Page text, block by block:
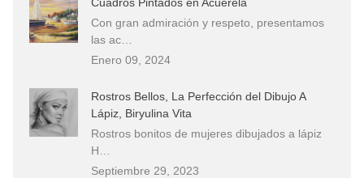
Con gran admiración y respeto, presentamos
las ac…
Enero 09, 2024
Rostros Bellos, La Perfección del Dibujo A
Lápiz, Biryulina Vita
Rostros bonitos de mujeres dibujados a lápiz
H…
Septiembre 29, 2023